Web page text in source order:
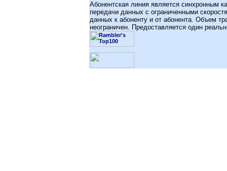
Абонентская линия является синхронным
передачи данных с ограниченными
данных к абоненту и от абонента. Объем
неограничен. Предоставляется один